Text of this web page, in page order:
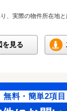
実際の物件所在地と
を見る
無料・簡単2項目